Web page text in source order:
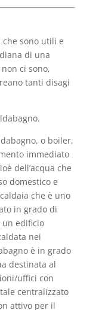
sono utili e
di una
ci sono,
tanti disagi
o boiler,
immediato
dell’acqua che
domestico e
che è uno
in grado di
un edificio
nei
è in grado
destinata al
uffici con
centralizzato
attivo per il